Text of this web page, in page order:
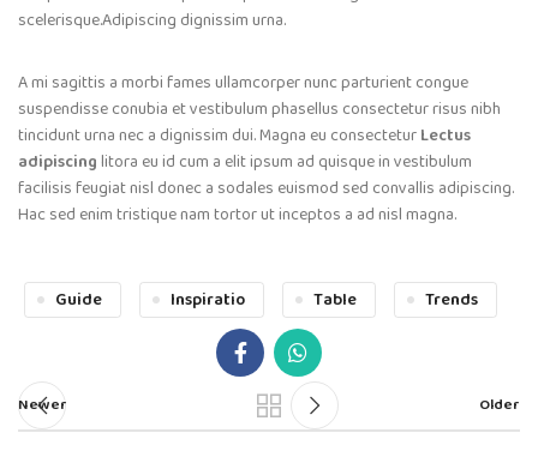
scelerisque.Adipiscing dignissim urna.
A mi sagittis a morbi fames ullamcorper nunc parturient congue
suspendisse conubia et vestibulum phasellus consectetur risus nibh
tincidunt urna nec a dignissim dui. Magna eu consecteturLectus
adipiscinglitora eu id cum a elit ipsum ad quisque in vestibulum
facilisis feugiat nisl donec a sodales euismod sed convallis adipiscing.
Hac sed enim tristique nam tortor ut inceptos a ad nisl magna.
Guide Inspiratio Table Trends
Newer Older